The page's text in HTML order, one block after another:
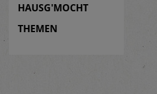
HAUSG'MOCHT
THEMEN